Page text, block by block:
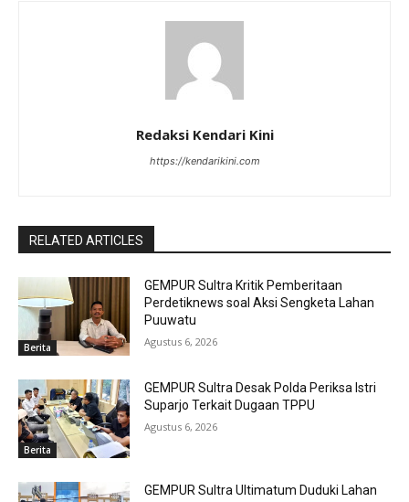
Redaksi Kendari Kini
https://kendarikini.com
RELATED ARTICLES
Berita
GEMPUR Sultra Kritik Pemberitaan
Perdetiknews soal Aksi Sengketa Lahan
Puuwatu
Agustus 6, 2026
Berita
GEMPUR Sultra Desak Polda Periksa Istri
Suparjo Terkait Dugaan TPPU
Agustus 6, 2026
GEMPUR Sultra Ultimatum Duduki Lahan